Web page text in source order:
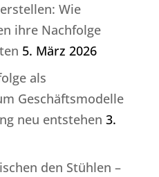
Wie
ihre Nachfolge
5. März 2026
als
Geschäftsmodelle
neu entstehen 3.
den Stühlen –